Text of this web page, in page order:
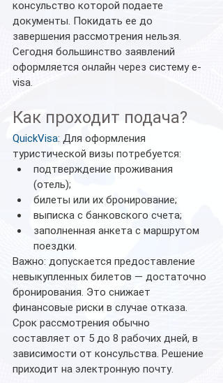
консульство которой подаете
документы. Покидать ее до
завершения рассмотрения нельзя.
Сегодня большинство заявлений
оформляется онлайн через систему e-
visa.
Как проходит подача?
QuickVisa: Для оформления
туристической визы потребуется:
подтверждение проживания
(отель);
билеты или их бронирование;
выписка с банковского счета;
заполненная анкета с маршрутом
поездки.
Важно: допускается предоставление
невыкупленных билетов — достаточно
бронирования. Это снижает
финансовые риски в случае отказа.
Срок рассмотрения обычно
составляет от 5 до 8 рабочих дней, в
зависимости от консульства. Решение
приходит на электронную почту.